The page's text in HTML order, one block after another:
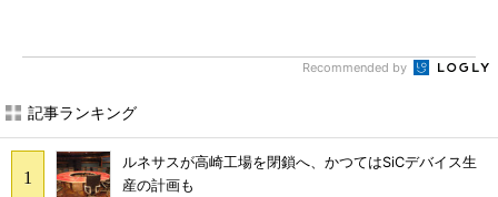
Recommended by
記事ランキング
ルネサスが高崎工場を閉鎖へ、かつてはSiCデバイス生
産の計画も